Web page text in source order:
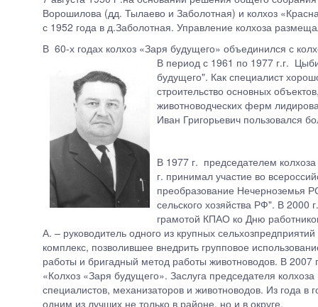
Ворошилова (дд. Тылаево и Заболотная) и колхоз
с 1952 года в д.Заболотная. Управление
В 60-х годах колхоз «Заря будущего» объединился с
В период с 1961 по 1977 г.г.
будущего". Как специалист
строительство основных
животноводческих ферм
Иван Григорьевич пользовался
В 1977 г. председателем
г. принимал участие во
преобразование Нечерноземья
сельского хозяйства РФ". В
грамотой КПАО ко Дню
А. – руководитель одного из крупных
комплекс, позволившее внедрить групповое
работы и бригадный метод работы животноводов. В
«Колхоз «Заря будущего». Заслуга председателя
специалистов, механизаторов и животноводов. Из года в
одним из лучших не только в районе, но и в округе.